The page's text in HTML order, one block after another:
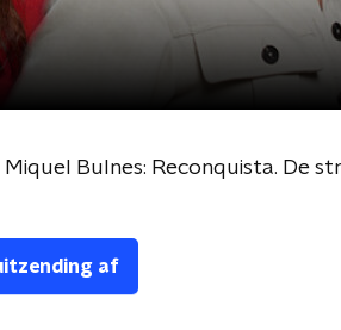
Bulnes: Reconquista. De
af